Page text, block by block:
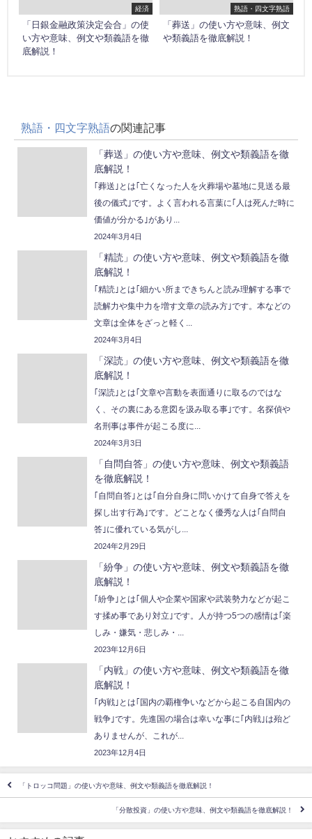
経済
「日銀金融政策決定会合」の使
い方や意味、例文や類義語を徹
底解説！
熟語・四文字熟語
「葬送」の使い方や意味、例文
や類義語を徹底解説！
熟語・四文字熟語の関連記事
「葬送」の使い方や意味、例文や類義語を徹
底解説！
｢葬送｣とは｢亡くなった人を火葬場や墓地に見送る最
後の儀式｣です。よく言われる言葉に｢人は死んだ時に
価値が分かる｣があり...
2024年3月4日
「精読」の使い方や意味、例文や類義語を徹
底解説！
｢精読｣とは｢細かい所まできちんと読み理解する事で
読解力や集中力を増す文章の読み方｣です。本などの
文章は全体をざっと軽く...
2024年3月4日
「深読」の使い方や意味、例文や類義語を徹
底解説！
｢深読｣とは｢文章や言動を表面通りに取るのではな
く、その裏にある意図を汲み取る事｣です。名探偵や
名刑事は事件が起こる度に...
2024年3月3日
「自問自答」の使い方や意味、例文や類義語
を徹底解説！
｢自問自答｣とは｢自分自身に問いかけて自身で答えを
探し出す行為｣です。どことなく優秀な人は｢自問自
答｣に優れている気がし...
2024年2月29日
「紛争」の使い方や意味、例文や類義語を徹
底解説！
｢紛争｣とは｢個人や企業や国家や武装勢力などが起こ
す揉め事であり対立｣です。人が持つ5つの感情は｢楽
しみ・嫌気・悲しみ・...
2023年12月6日
「内戦」の使い方や意味、例文や類義語を徹
底解説！
｢内戦｣とは｢国内の覇権争いなどから起こる自国内の
戦争｣です。先進国の場合は幸いな事に｢内戦｣は殆ど
ありませんが、これが...
2023年12月4日
「トロッコ問題」の使い方や意味、例文や類義語を徹底解説！
「分散投資」の使い方や意味、例文や類義語を徹底解説！